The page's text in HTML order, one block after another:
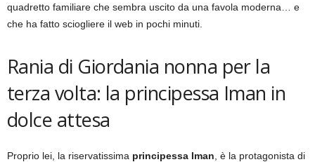
quadretto familiare che sembra uscito da una favola moderna… e
che ha fatto sciogliere il web in pochi minuti.
Rania di Giordania nonna per la
terza volta: la principessa Iman in
dolce attesa
Proprio lei, la riservatissima principessa Iman , è la protagonista di